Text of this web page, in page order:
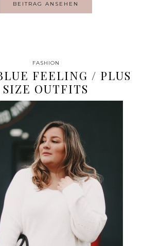
BEITRAG ANSEHEN
FASHION
FEELING / PLUS
SIZE OUTFITS